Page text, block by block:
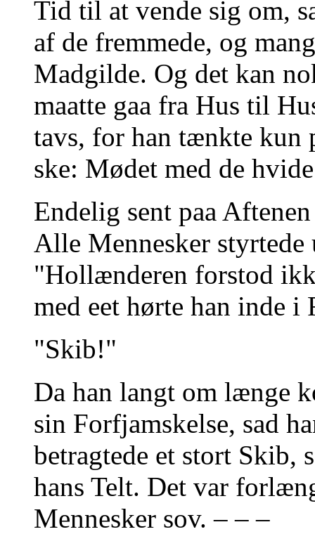
Tid til at vende sig om,
af de fremmede, og
Madgilde. Og det kan
maatte gaa fra Hus til
tavs, for han tænkte kun
ske: Mødet med de
Endelig sent paa
Alle Mennesker styrtede
"Hollænderen forstod
med eet hørte han inde i
"Skib!"
Da han langt om længe
sin Forfjamskelse, sad
betragtede et stort Skib,
hans Telt. Det var
Mennesker sov. – – –